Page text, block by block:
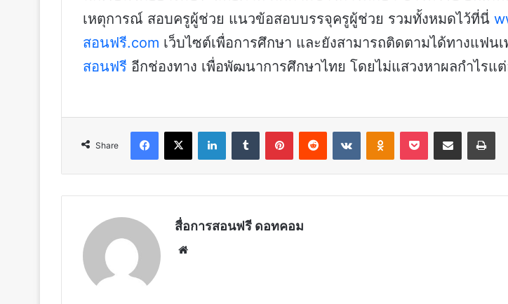
เหตุการณ์ สอบครูผู้ช่วย แนวข้อสอบบรรจุครูผู้ช่วย รวมทั้งหมดไว้ที่นี่
สอนฟรี.com เว็บไซต์เพื่อการศึกษา และยังสามารถติดตามได้ทางแฟนเ
สอนฟรี อีกช่องทาง เพื่อพัฒนาการศึกษาไทย โดยไม่แสวงหาผลกำไรแต่
Share
Facebook
X LinkedInTumblr PinterestReddit VKontakteOdnoklassniki
Pocket Share via Email
สื่อการสอนฟรี ดอทคอม